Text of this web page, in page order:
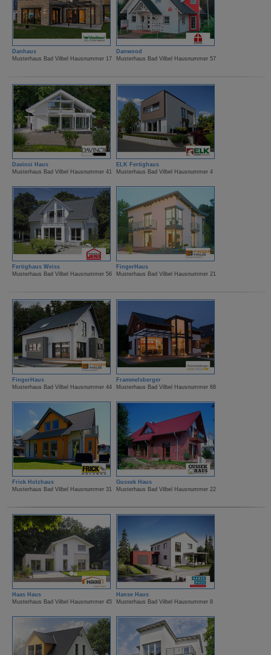
Danhaus
Musterhaus Bad Vilbel Hausnummer 17
Danwood
Musterhaus Bad Vilbel Hausnummer 57
Davinci Haus
Musterhaus Bad Vilbel Hausnummer 41
ELK Fertighaus
Musterhaus Bad Vilbel Hausnummer 4
Fertighaus Weiss
Musterhaus Bad Vilbel Hausnummer 56
FingerHaus
Musterhaus Bad Vilbel Hausnummer 21
FingerHaus
Musterhaus Bad Vilbel Hausnummer 44
Frammelsberger
Musterhaus Bad Vilbel Hausnummer 68
Frick Holzhaus
Musterhaus Bad Vilbel Hausnummer 31
Gussek Haus
Musterhaus Bad Vilbel Hausnummer 22
Haas Haus
Musterhaus Bad Vilbel Hausnummer 45
Hanse Haus
Musterhaus Bad Vilbel Hausnummer 8